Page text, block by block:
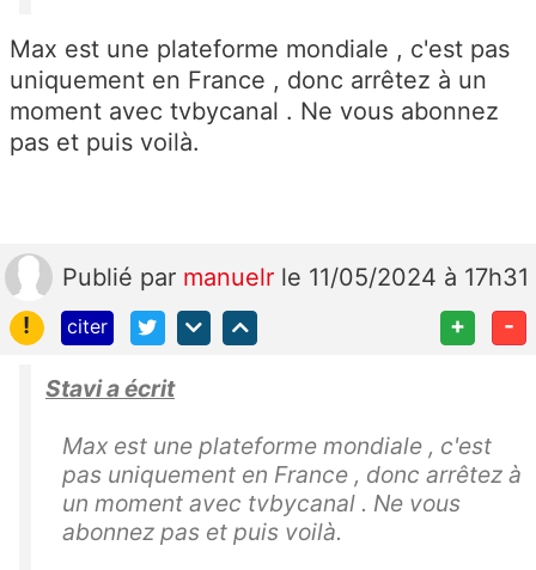
Max est une plateforme mondiale , c'est pas
uniquement en France , donc arrêtez à un
moment avec tvbycanal . Ne vous abonnez
pas et puis voilà.
Publié par manuelr le 11/05/2024 à 17h31
!
citer + -
Stavi a écrit
Max est une plateforme mondiale , c'est
pas uniquement en France , donc arrêtez à
un moment avec tvbycanal . Ne vous
abonnez pas et puis voilà.